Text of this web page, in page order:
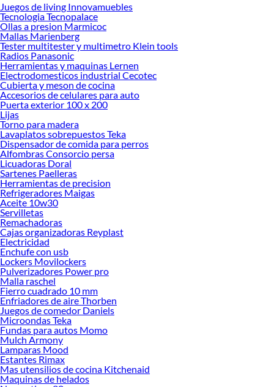
Desde remodelaciones hasta proyectos de decoración, estamos aquí para hacer
tus ideas realidad. ¡Visítanos y encuentra todo lo que tenemos para ofrecerte en
Dormitorio!
Explora la variedad de productos de Dormitorio en Sodimac
Herramientas, materiales y accesorios de calidad para tus proyectos y
renovación de espacios. ¡Visítanos y descubre todo lo que tenemos para
ofrecerte!
Encuentra una amplia variedad de productos de Dormitorio en Sodimac.
Encuentra todo lo necesario para tus proyectos de renovación y decoración.
¡Visítanos y haz tus ideas realidad!
Juegos de living Innovamuebles
Tecnologia Tecnopalace
Ollas a presion Marmicoc
Mallas Marienberg
Tester multitester y multimetro Klein tools
Radios Panasonic
Herramientas y maquinas Lernen
Electrodomesticos industrial Cecotec
Cubierta y meson de cocina
Accesorios de celulares para auto
Puerta exterior 100 x 200
Lijas
Torno para madera
Lavaplatos sobrepuestos Teka
Dispensador de comida para perros
Alfombras Consorcio persa
Licuadoras Doral
Sartenes Paelleras
Herramientas de precision
Refrigeradores Maigas
Aceite 10w30
Servilletas
Remachadoras
Cajas organizadoras Reyplast
Electricidad
Enchufe con usb
Lockers Movilockers
Pulverizadores Power pro
Malla raschel
Fierro cuadrado 10 mm
Enfriadores de aire Thorben
Juegos de comedor Daniels
Microondas Teka
Fundas para autos Momo
Mulch Armony
Lamparas Mood
Estantes Rimax
Mas utensilios de cocina Kitchenaid
Maquinas de helados